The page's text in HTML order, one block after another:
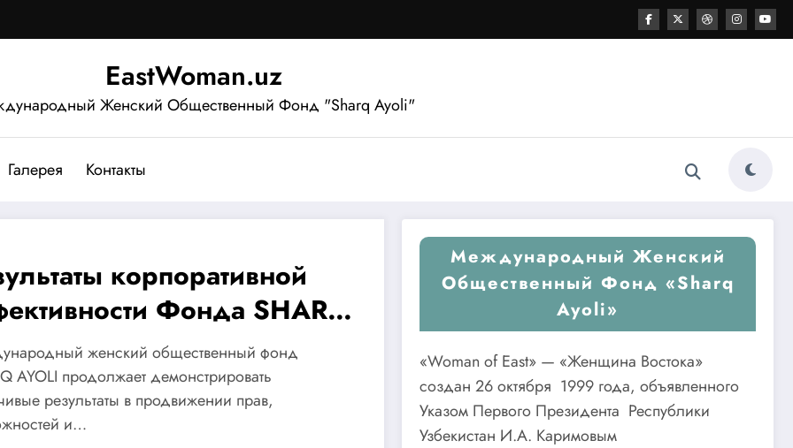
EastWoman.uz
Женский Общественный Фонд "Sharq Ayoli"
Галерея Контакты
корпоративной
Фонда SHARQ
WOMAN OF EAST по
сельских женщин
годы
женский общественный фонд
AYOLI продолжает демонстрировать
результаты в продвижении прав,
и…
Международный Женский
Общественный Фонд «Sharq
Ayoli»
«Woman of East» — «Женщина Востока»
создан 26 октября 1999 года, объявленного
Указом Первого Президента Республики
Узбекистан И.А. Каримовым